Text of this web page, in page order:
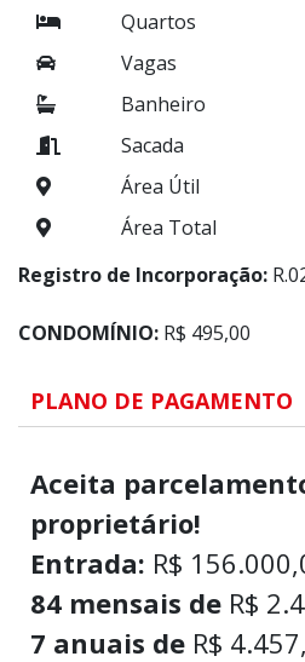
Quartos
Vagas
Banheiro
Sacada
Área Útil
Área Total
Registro de Incorporação:
CONDOMÍNIO: R$ 495,00
PLANO DE PAGAMENTO
Aceita
proprietário!
Entrada: R$
84 mensais de R$
7 anuais de R$